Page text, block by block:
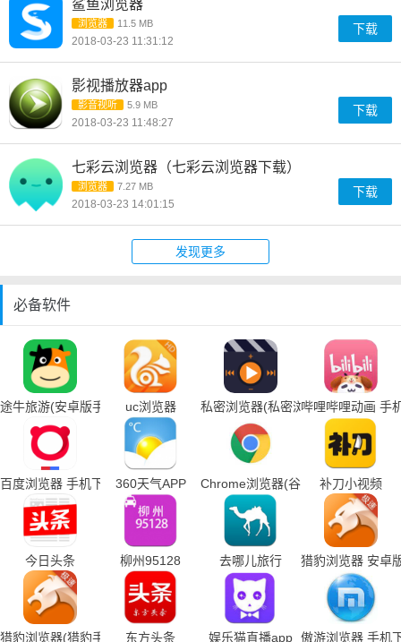
鲨鱼浏览器
浏览器 11.5 MB
2018-03-23 11:31:12
下载
影视播放器app
影音视听 5.9 MB
2018-03-23 11:48:27
下载
七彩云浏览器（七彩云浏览器下载）
浏览器 7.27 MB
2018-03-23 14:01:15
下载
发现更多
必备软件
途牛旅游(安卓版手机下载)uc浏览器 私密浏览器(私密浏览器手机下载)
哔哩哔哩动画 手
百度浏览器 手机下载360天气APP Chrome浏览器(谷歌浏览器手机下
补刀小视频
今日头条 柳州95128 去哪儿旅行 猎豹浏览器 安卓
猎豹浏览器(猎豹手机浏览器下载)
东方头条 娱乐猫直播app 傲游浏览器 手机